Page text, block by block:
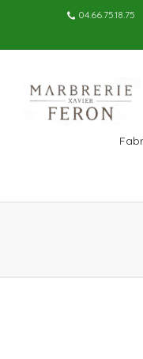
04.66.75.18.75